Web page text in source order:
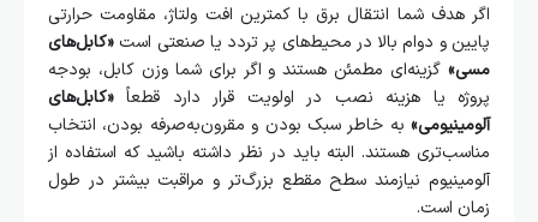
اگر هدف شما انتقال برق با کمترین افت ولتاژ، مقاومت حرارتی
پایین و دوام بالا در محیط‌های پر تردد یا صنعتی است «کابل‌های
مسی» گزینه‌ای مطمئن هستند و اگر برای شما وزن کابل، بودجه
پروژه یا هزینه نصب در اولویت قرار دارد قطعاً «کابل‌های
آلومینیومی» به‌ خاطر سبک بودن و مقرون‌به‌صرفه بودن، انتخاب
مناسب‌تری هستند. البته باید در نظر داشته باشید که استفاده از
آلومینیوم نیازمند سطح مقطع بزرگ‌تر و مراقبت بیشتر در طول
زمان است.